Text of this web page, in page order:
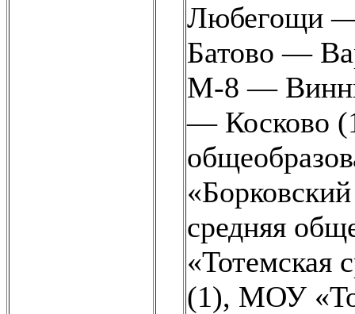
Любегощи
Батово —
М-8 —
— Косково
средняя
«Тотемская
(1), МОУ